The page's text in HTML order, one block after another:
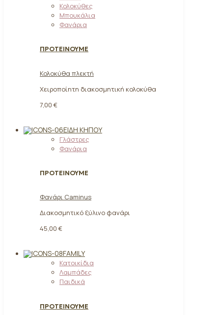
Κολοκύθες
Μπουκάλια
Φανάρια
ΠΡΟΤΕΙΝΟΥΜΕ
Κολοκύθα πλεκτή
Χειροποίητη διακοσμητική κολοκύθα
7,00 €
ΕΊΔΗ ΚΉΠΟΥ
Γλάστρες
Φανάρια
ΠΡΟΤΕΙΝΟΥΜΕ
Φανάρι Caminus
Διακοσμητικό ξύλινο φανάρι
45,00 €
FAMILY
Κατοικίδια
Λαμπάδες
Παιδικά
ΠΡΟΤΕΙΝΟΥΜΕ